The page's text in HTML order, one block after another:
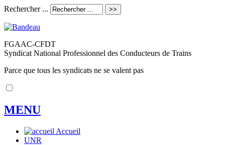
Rechercher ...
FGAAC-CFDT
Syndicat National Professionnel des Conducteurs de Trains
Parce que tous les syndicats ne se valent pas
MENU
Accueil
UNR